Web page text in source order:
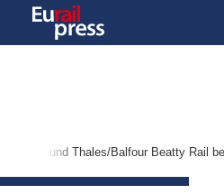
Alstom und Thales/Balfour Beatty Rail